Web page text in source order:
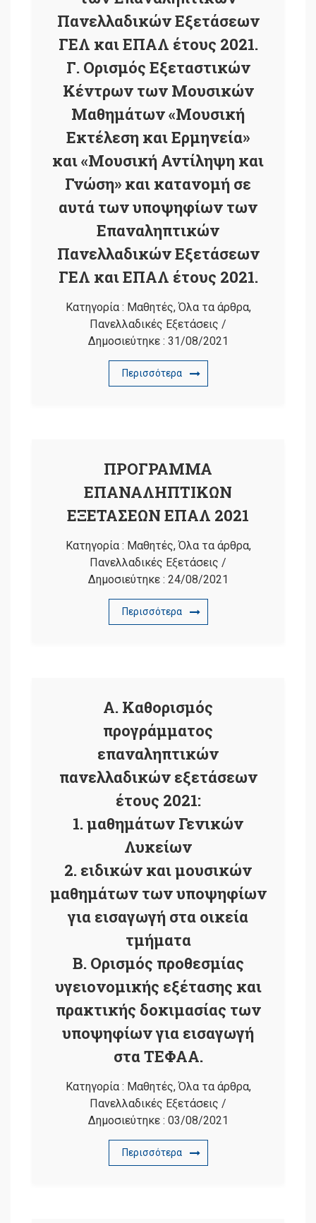
Πανελλαδικών Εξετάσεων
ΓΕΛ και ΕΠΑΛ έτους 2021.
Γ. Ορισμός Εξεταστικών
Κέντρων των Μουσικών
Μαθημάτων «Μουσική
Εκτέλεση και Ερμηνεία»
και «Μουσική Αντίληψη και
Γνώση» και κατανομή σε
αυτά των υποψηφίων των
Επαναληπτικών
Πανελλαδικών Εξετάσεων
ΓΕΛ και ΕΠΑΛ έτους 2021.
Κατηγορία : Μαθητές,Όλα τα άρθρα,
Πανελλαδικές Εξετάσεις /
Δημοσιεύτηκε : 31/08/2021
Περισσότερα
ΠΡΟΓΡΑΜΜΑ
ΕΠΑΝΑΛΗΠΤΙΚΩΝ
ΕΞΕΤΑΣΕΩΝ ΕΠΑΛ 2021
Κατηγορία : Μαθητές,Όλα τα άρθρα,
Πανελλαδικές Εξετάσεις /
Δημοσιεύτηκε : 24/08/2021
Περισσότερα
Α. Καθορισμός
προγράμματος
επαναληπτικών
πανελλαδικών εξετάσεων
έτους 2021:
1. μαθημάτων Γενικών
Λυκείων
2. ειδικών και μουσικών
μαθημάτων των υποψηφίων
για εισαγωγή στα οικεία
τμήματα
Β. Ορισμός προθεσμίας
υγειονομικής εξέτασης και
πρακτικής δοκιμασίας των
υποψηφίων για εισαγωγή
στα ΤΕΦΑΑ.
Κατηγορία : Μαθητές,Όλα τα άρθρα,
Πανελλαδικές Εξετάσεις /
Δημοσιεύτηκε : 03/08/2021
Περισσότερα